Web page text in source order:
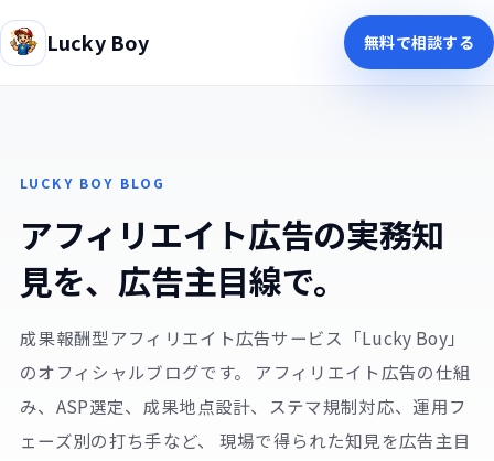
Lucky Boy 無料で相談する
LUCKY BOY BLOG
アフィリエイト広告の実務知
見を、広告主目線で。
成果報酬型アフィリエイト広告サービス「Lucky Boy」
のオフィシャルブログです。 アフィリエイト広告の仕組
み、ASP選定、成果地点設計、ステマ規制対応、運用フ
ェーズ別の打ち手など、 現場で得られた知見を広告主目